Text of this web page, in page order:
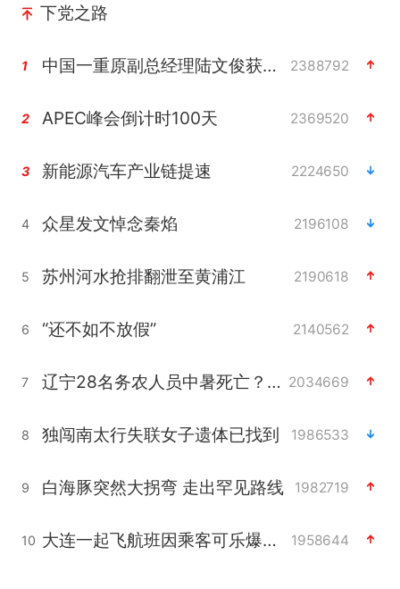
下党之路
1 中国一重原副总经理陆文俊获刑15年 2388792
2 APEC峰会倒计时100天 2369520
3 新能源汽车产业链提速 2224650
4 众星发文悼念秦焰 2196108
5 苏州河水抢排翻泄至黄浦江 2190618
6 “还不如不放假” 2140562
7 辽宁28名务农人员中暑死亡？官方辟谣 2034669
8 独闯南太行失联女子遗体已找到 1986533
9 白海豚突然大拐弯 走出罕见路线 1982719
10 大连一起飞航班因乘客可乐爆瓶折返 1958644